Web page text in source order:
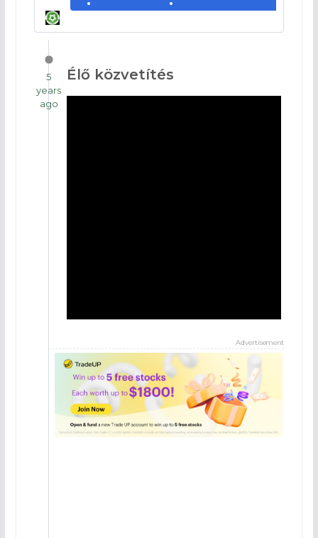
5
years
ago
Élő közvetítés
Advertisement